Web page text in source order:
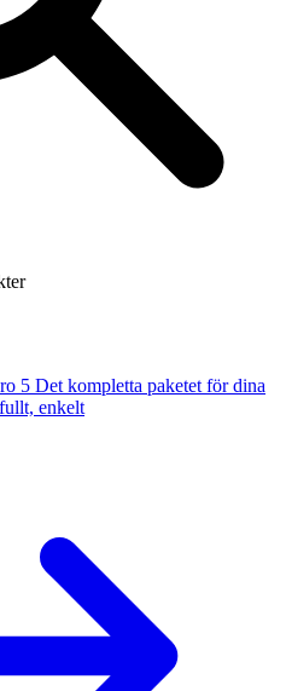
5 Det kompletta paketet för dina
enkelt